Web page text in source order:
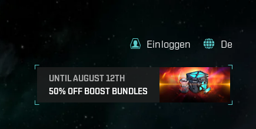
UNTIL AUGUST 12TH
50% OFF BOOST BUNDLES
Einloggen De